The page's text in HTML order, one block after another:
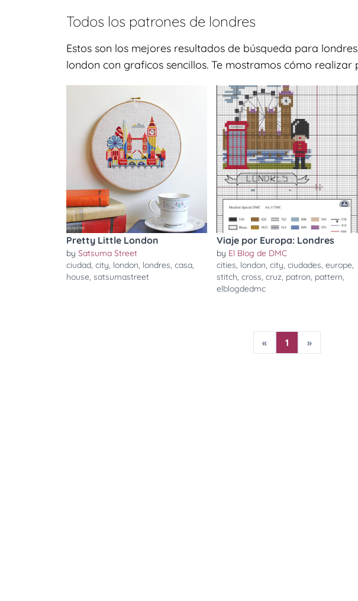
Todos los patrones de londres
Estos son los mejores resultados de búsqueda para
london con graficos sencillos. Te mostramos cómo
Pretty Little London
by Satsuma Street
ciudad, city, london, londres, casa,
house, satsumastreet
Viaje por Europa: Londres
by El Blog de DMC
cities, london,city,ciudades,europe,
stitch,cross,cruz, patron, pattern,
elblogdedmc
« 1 »